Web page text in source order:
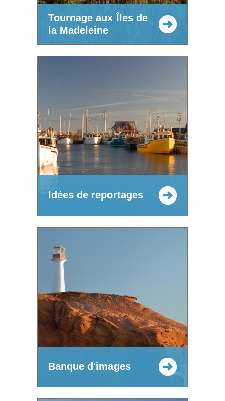
Tournage aux Îles de
la Madeleine
Idées de reportages
Banque d'images